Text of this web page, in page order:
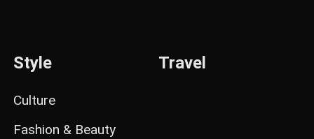
Style
Culture
Fashion & Beauty
Travel